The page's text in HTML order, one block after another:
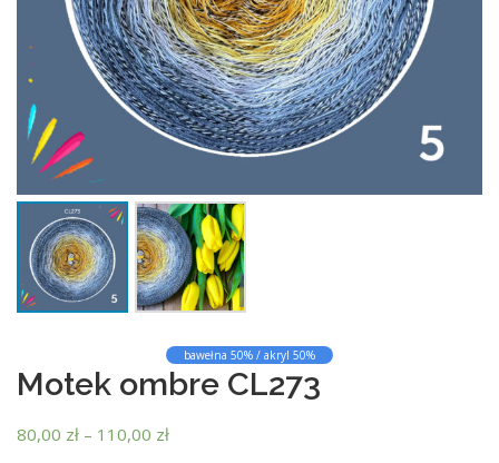
bawełna 50% / akryl 50%
Motek ombre CL273
80,00 zł – 110,00 złZ